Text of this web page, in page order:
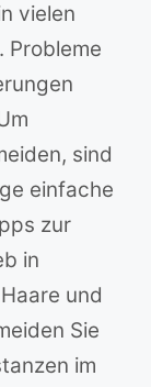
vielen
Probleme
sind
einfache
zur
in
und
Sie
im